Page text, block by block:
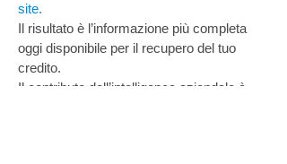
site.
Il risultato è l’informazione più completa
oggi disponibile per il recupero del tuo
credito.
Il contributo dell’intelligence aziendale è